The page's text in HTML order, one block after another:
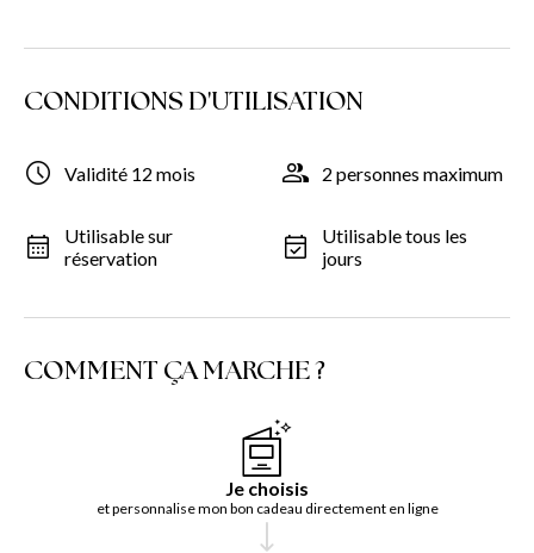
CONDITIONS D'UTILISATION
Validité 12 mois 2 personnes maximum
Utilisable sur
réservation
Utilisable tous les
jours
COMMENT ÇA MARCHE ?
Je choisis
et personnalise mon bon cadeau directement en ligne